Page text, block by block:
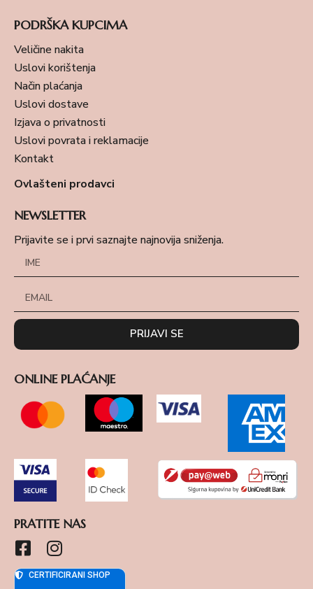
PODRŠKA KUPCIMA
Veličine nakita
Uslovi korištenja
Način plaćanja
Uslovi dostave
Izjava o privatnosti
Uslovi povrata i reklamacije
Kontakt
Ovlašteni prodavci
NEWSLETTER
Prijavite se i prvi saznajte najnovija sniženja.
PRIJAVI SE
ONLINE PLAĆANJE
PRATITE NAS